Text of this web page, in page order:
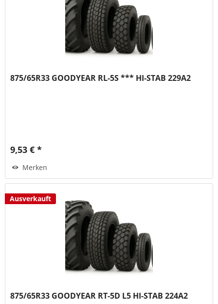
875/65R33 GOODYEAR RL-5S *** HI-STAB 229A2
9,53 € *
Merken
Ausverkauft
875/65R33 GOODYEAR RT-5D L5 HI-STAB 224A2